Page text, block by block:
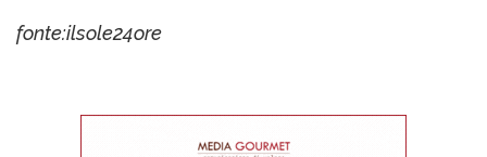
fonte:ilsole24ore